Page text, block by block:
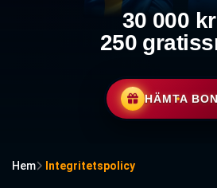
30 000
250
HÄMTA
Hem Integritetspolicy